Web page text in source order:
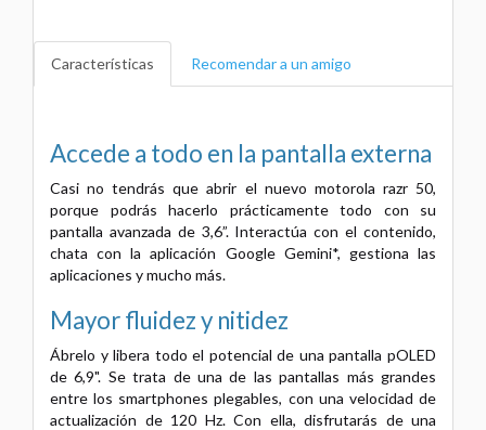
Características Recomendar a un amigo
Accede a todo en la pantalla externa
Casi no tendrás que abrir el nuevo motorola razr 50,
porque podrás hacerlo prácticamente todo con su
pantalla avanzada de 3,6”. Interactúa con el contenido,
chata con la aplicación Google Gemini*, gestiona las
aplicaciones y mucho más.
Mayor fluidez y nitidez
Ábrelo y libera todo el potencial de una pantalla pOLED
de 6,9". Se trata de una de las pantallas más grandes
entre los smartphones plegables, con una velocidad de
actualización de 120 Hz. Con ella, disfrutarás de una